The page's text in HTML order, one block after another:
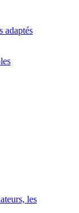
adaptés
les